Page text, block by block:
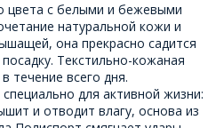
цвета с белыми и бежевыми
натуральной кожи и
она прекрасно садится
Текстильно-кожаная
течение всего дня.
для активной жизни:
и отводит влагу, основа из